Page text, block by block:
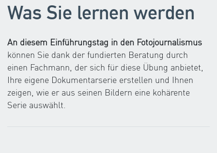
Was Sie lernen werden
An diesem Einführungstag in den Fotojournalismus
können Sie dank der fundierten Beratung durch
einen Fachmann, der sich für diese Übung anbietet,
Ihre eigene Dokumentarserie erstellen und Ihnen
zeigen, wie er aus seinen Bildern eine kohärente
Serie auswählt.